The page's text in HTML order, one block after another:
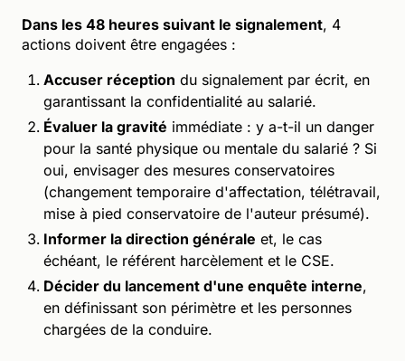
Dans les 48 heures suivant le signalement, 4
actions doivent être engagées :
Accuser réception du signalement par écrit, en
garantissant la confidentialité au salarié.
Évaluer la gravité immédiate : y a-t-il un danger
pour la santé physique ou mentale du salarié ? Si
oui, envisager des mesures conservatoires
(changement temporaire d'affectation, télétravail,
mise à pied conservatoire de l'auteur présumé).
Informer la direction générale et, le cas
échéant, le référent harcèlement et le CSE.
Décider du lancement d'une enquête interne,
en définissant son périmètre et les personnes
chargées de la conduire.